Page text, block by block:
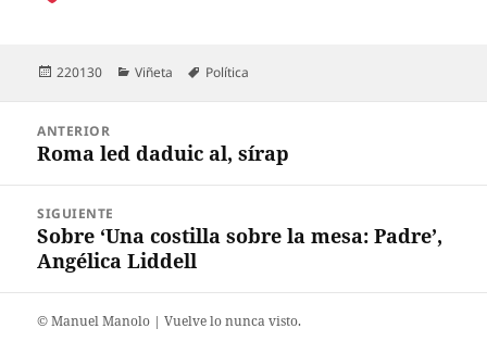
Publicado
220130 Categorías
Viñeta Etiquetas
Política
entradas
ANTERIOR
Entrada
Roma led daduic al, sírap
SIGUIENTE
Entrada
siguiente:
Sobre ‘Una costilla sobre la mesa: Padre’,
Angélica Liddell
©️ Manuel Manolo | Vuelve lo nunca visto.